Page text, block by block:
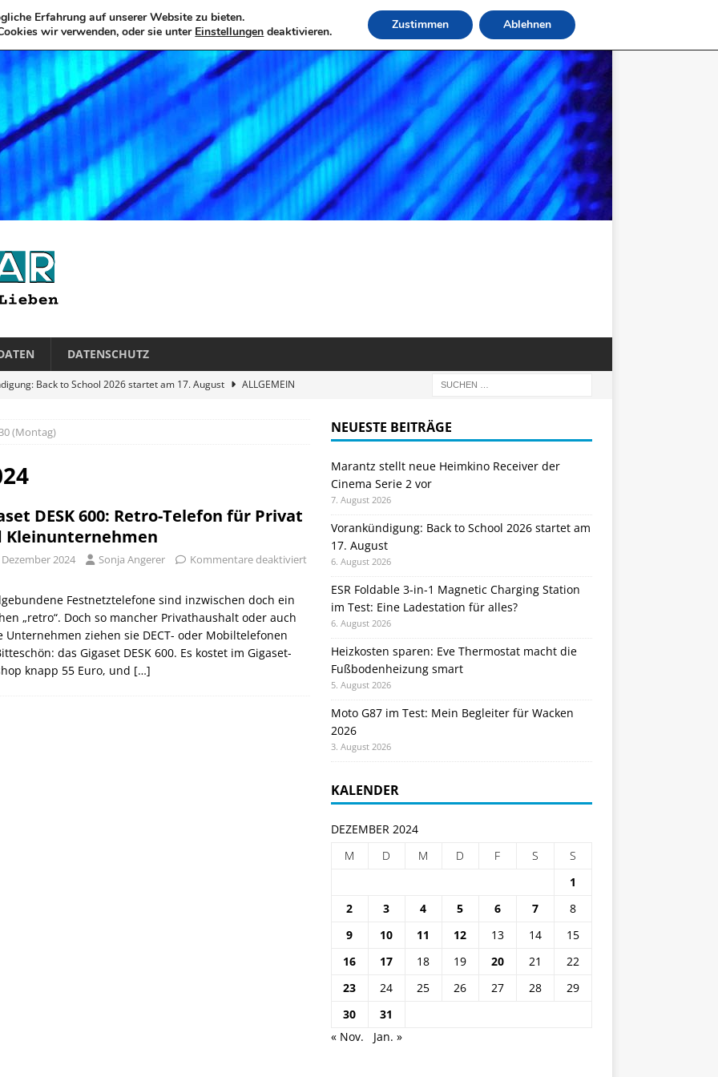
DATENSCHUTZ
Back to School 2026 startet am 17. August
ALLGEMEIN
sparen: Eve Thermostat macht die Fußbodenheizung smart
im Test: Mein Begleiter für Wacken 2026
TELEFON
(Montag)
DESK 600: Retro-Telefon für Privat
Kleinunternehmen
Dezember 2024 Sonja Angerer Kommentare deaktiviert
Festnetztelefone sind inzwischen doch ein
„retro“. Doch so mancher Privathaushalt oder auch
Unternehmen ziehen sie DECT- oder Mobiltelefonen
das Gigaset DESK 600. Es kostet im Gigaset-
knapp 55 Euro, und […]
NEUESTE BEITRÄGE
Marantz stellt neue Heimkino Receiver der
Cinema Serie 2 vor
7. August 2026
Vorankündigung: Back to School 2026 startet am
17. August
6. August 2026
ESR Foldable 3-in-1 Magnetic Charging Station
im Test: Eine Ladestation für alles?
6. August 2026
Heizkosten sparen: Eve Thermostat macht die
Fußbodenheizung smart
5. August 2026
Moto G87 im Test: Mein Begleiter für Wacken
2026
3. August 2026
KALENDER
DEZEMBER 2024
M
D M D F S
S
1
2
3 4 5 6 7
8
9
10 11 12 13 14
15
16
17 18 19 20 21
22
23
24 25 26 27 28
29
30
31
« Nov.
Jan. »
Erfahrung auf unserer Website zu bieten.
wir verwenden, oder sie unter Einstellungen deaktivieren. Zustimmen Ablehnen